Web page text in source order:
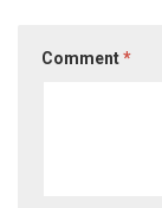
Comment*